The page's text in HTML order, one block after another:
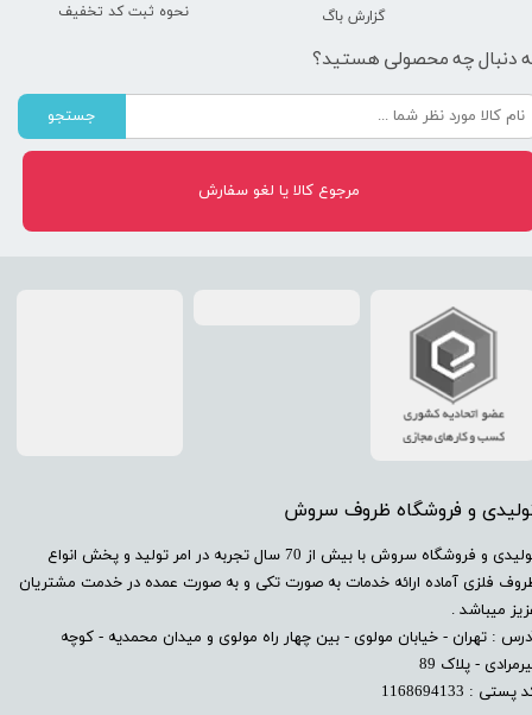
و فروشگاه ظروف سروش
​تولیدی و فروشگاه سروش با بیش از 70 سال تجربه در امر تولید و پخش انواع
فلزی آماده ارائه خدمات به صورت تکی و به صورت عمده در خدمت مشتریان
میباشد .
: تهران - خیابان مولوی - بین چهار راه مولوی و میدان محمدیه - کوچه
- پلاک 89
پستی : 1168694133
نحوه ثبت کد تخفیف گزارش باگ
دنبال چه محصولی هستید؟
جستجو
مرجوع کالا یا لغو سفارش